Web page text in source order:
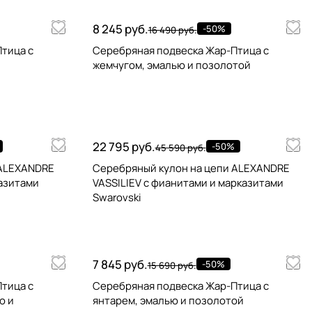
с
8 245 руб.16 490 руб. -50%
Серебряная подвеска Жар-Птица с
жемчугом, эмалью и позолотой
22 795 руб.45 590 руб. -50%
Серебряный кулон на цепи ALEXANDRE
VASSILIEV с фианитами и марказитами
Swarovski
с
и
7 845 руб.15 690 руб. -50%
Серебряная подвеска Жар-Птица с
янтарем, эмалью и позолотой